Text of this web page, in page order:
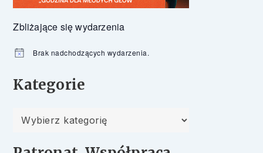
Zbliżające się wydarzenia
Powiadomienie
Brak nadchodzących wydarzenia.
Kategorie
Kategorie